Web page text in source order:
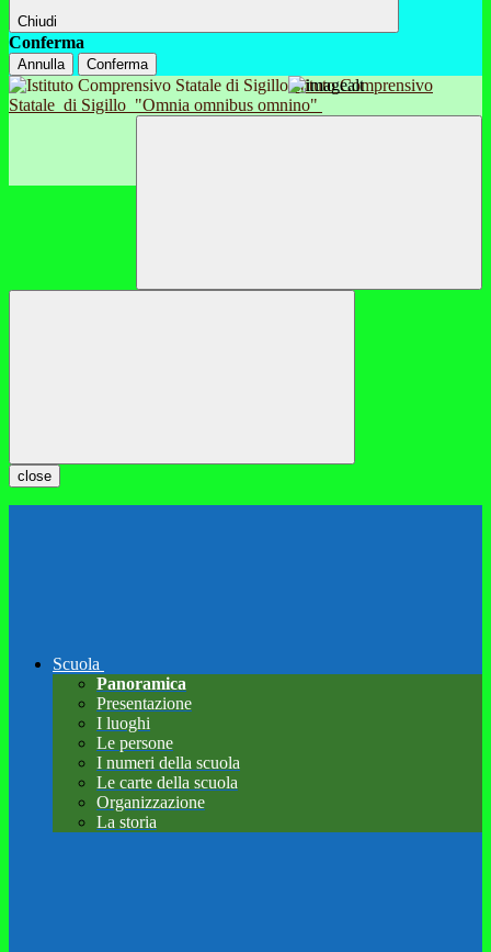
Chiudi
Conferma
Annulla Conferma
Istituto Comprensivo
Statale di Sigillo "Omnia omnibus omnino"
close
Scuola
Panoramica
Presentazione
I luoghi
Le persone
I numeri della scuola
Le carte della scuola
Organizzazione
La storia